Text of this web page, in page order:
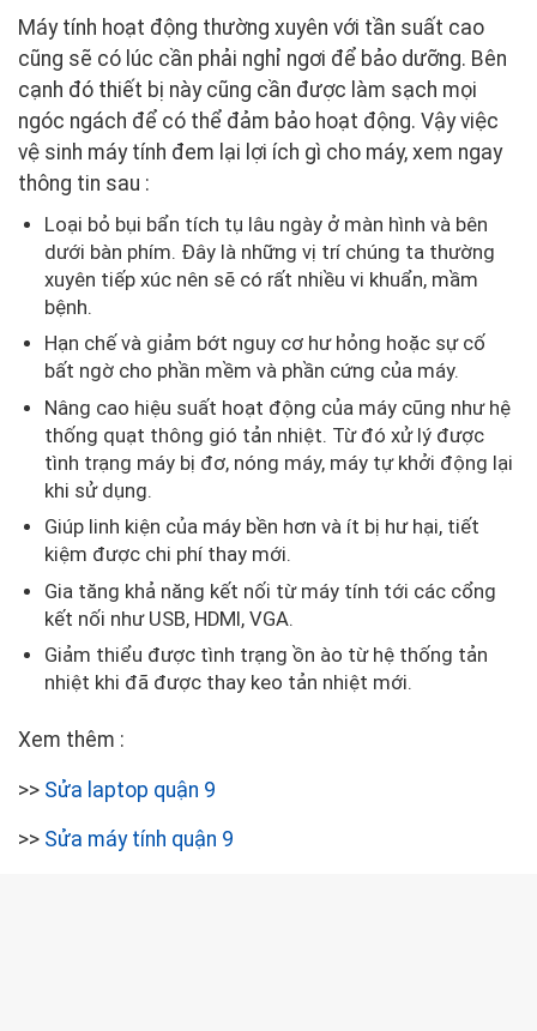
Máy tính hoạt động thường xuyên với tần suất cao
cũng sẽ có lúc cần phải nghỉ ngơi để bảo dưỡng. Bên
cạnh đó thiết bị này cũng cần được làm sạch mọi
ngóc ngách để có thể đảm bảo hoạt động. Vậy việc
vệ sinh máy tính đem lại lợi ích gì cho máy, xem ngay
thông tin sau :
Loại bỏ bụi bẩn tích tụ lâu ngày ở màn hình và bên
dưới bàn phím. Đây là những vị trí chúng ta thường
xuyên tiếp xúc nên sẽ có rất nhiều vi khuẩn, mầm
bệnh.
Hạn chế và giảm bớt nguy cơ hư hỏng hoặc sự cố
bất ngờ cho phần mềm và phần cứng của máy.
Nâng cao hiệu suất hoạt động của máy cũng như hệ
thống quạt thông gió tản nhiệt. Từ đó xử lý được
tình trạng máy bị đơ, nóng máy, máy tự khởi động lại
khi sử dụng.
Giúp linh kiện của máy bền hơn và ít bị hư hại, tiết
kiệm được chi phí thay mới.
Gia tăng khả năng kết nối từ máy tính tới các cổng
kết nối như USB, HDMI, VGA.
Giảm thiểu được tình trạng ồn ào từ hệ thống tản
nhiệt khi đã được thay keo tản nhiệt mới.
Xem thêm :
>> Sửa laptop quận 9
>> Sửa máy tính quận 9